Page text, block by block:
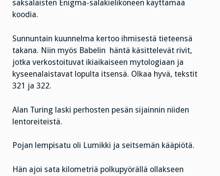
saksalaisten Enigma-salakielikoneen käyttämää
koodia.
Sunnuntain kuunnelma kertoo ihmisestä tieteensä
takana. Niin myös Babelin häntä käsittelevät rivit,
jotka verkostoituvat ikiaikaiseen mytologiaan ja
kyseenalaistavat lopulta itsensä. Olkaa hyvä, tekstit
321 ja 322.
Alan Turing laski perhosten pesän sijainnin niiden
lentoreiteistä.
Pojan lempisatu oli Lumikki ja seitsemän kääpiötä.
Hän ajoi sata kilometriä polkupyörällä ollakseen